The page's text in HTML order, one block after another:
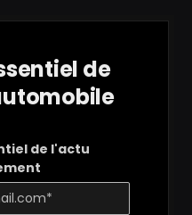
de
de l'actu